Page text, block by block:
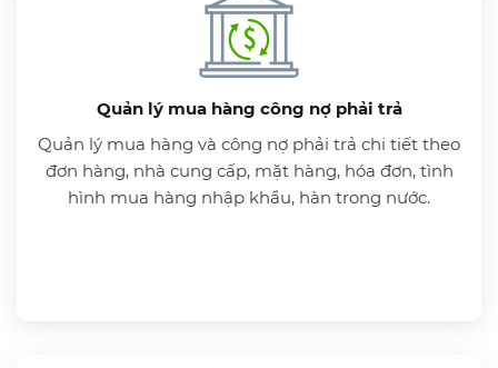
Quản lý mua hàng công nợ phải trả
Quản lý mua hàng và công nợ phải trả chi tiết theo
đơn hàng, nhà cung cấp, mặt hàng, hóa đơn, tình
hình mua hàng nhập khẩu, hàn trong nước.